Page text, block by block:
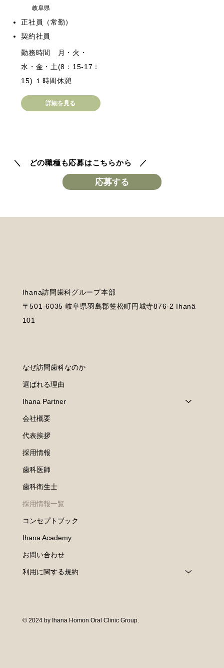
岐阜県
正社員（常勤）
契約社員
勤務時間 月・火・
水・金・土(8：15-17：
15) １時間休憩
詳細を見る
＼ どの職種も応募はこちらから ／
応募する
Ihana訪問歯科グループ本部
〒501-6035 岐阜県羽島郡笠松町円城寺876-2 Ihanä
101
なぜ訪問歯科なのか
選ばれる理由
Ihana Partner
会社概要
代表挨拶
採用情報
歯科医師
歯科衛生士
採用情報一覧
コンセプトブック
Ihana Academy
お問い合わせ
利用に関する規約
© 2024 by Ihana Homon Oral Clinic Group.